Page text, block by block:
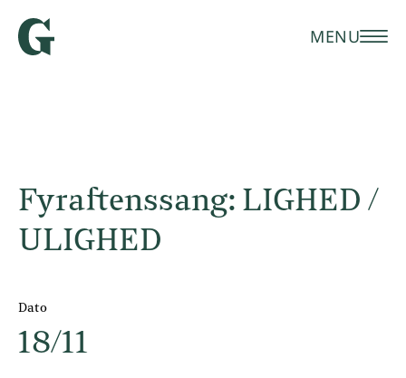
MENU
Fyraftenssang: LIGHED /
ULIGHED
Dato
18/11